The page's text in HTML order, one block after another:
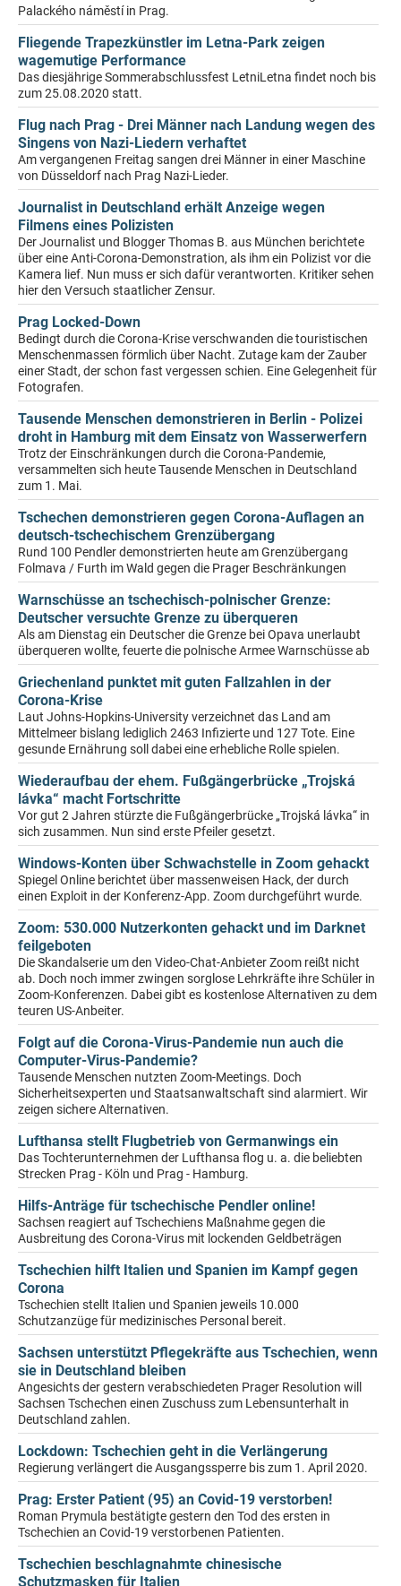
Palackého náměstí in Prag.
Fliegende Trapezkünstler im Letna-Park zeigen
wagemutige Performance
Das diesjährige Sommerabschlussfest LetniLetna findet noch bis
zum 25.08.2020 statt.
Flug nach Prag - Drei Männer nach Landung wegen des
Singens von Nazi-Liedern verhaftet
Am vergangenen Freitag sangen drei Männer in einer Maschine
von Düsseldorf nach Prag Nazi-Lieder.
Journalist in Deutschland erhält Anzeige wegen
Filmens eines Polizisten
Der Journalist und Blogger Thomas B. aus München berichtete
über eine Anti-Corona-Demonstration, als ihm ein Polizist vor die
Kamera lief. Nun muss er sich dafür verantworten. Kritiker sehen
hier den Versuch staatlicher Zensur.
Prag Locked-Down
Bedingt durch die Corona-Krise verschwanden die touristischen
Menschenmassen förmlich über Nacht. Zutage kam der Zauber
einer Stadt, der schon fast vergessen schien. Eine Gelegenheit für
Fotografen.
Tausende Menschen demonstrieren in Berlin - Polizei
droht in Hamburg mit dem Einsatz von Wasserwerfern
Trotz der Einschränkungen durch die Corona-Pandemie,
versammelten sich heute Tausende Menschen in Deutschland
zum 1. Mai.
Tschechen demonstrieren gegen Corona-Auflagen an
deutsch-tschechischem Grenzübergang
Rund 100 Pendler demonstrierten heute am Grenzübergang
Folmava / Furth im Wald gegen die Prager Beschränkungen
Warnschüsse an tschechisch-polnischer Grenze:
Deutscher versuchte Grenze zu überqueren
Als am Dienstag ein Deutscher die Grenze bei Opava unerlaubt
überqueren wollte, feuerte die polnische Armee Warnschüsse ab
Griechenland punktet mit guten Fallzahlen in der
Corona-Krise
Laut Johns-Hopkins-University verzeichnet das Land am
Mittelmeer bislang lediglich 2463 Infizierte und 127 Tote. Eine
gesunde Ernährung soll dabei eine erhebliche Rolle spielen.
Wiederaufbau der ehem. Fußgängerbrücke „Trojská
lávka“ macht Fortschritte
Vor gut 2 Jahren stürzte die Fußgängerbrücke „Trojská lávka“ in
sich zusammen. Nun sind erste Pfeiler gesetzt.
Windows-Konten über Schwachstelle in Zoom gehackt
Spiegel Online berichtet über massenweisen Hack, der durch
einen Exploit in der Konferenz-App. Zoom durchgeführt wurde.
Zoom: 530.000 Nutzerkonten gehackt und im Darknet
feilgeboten
Die Skandalserie um den Video-Chat-Anbieter Zoom reißt nicht
ab. Doch noch immer zwingen sorglose Lehrkräfte ihre Schüler in
Zoom-Konferenzen. Dabei gibt es kostenlose Alternativen zu dem
teuren US-Anbeiter.
Folgt auf die Corona-Virus-Pandemie nun auch die
Computer-Virus-Pandemie?
Tausende Menschen nutzten Zoom-Meetings. Doch
Sicherheitsexperten und Staatsanwaltschaft sind alarmiert. Wir
zeigen sichere Alternativen.
Lufthansa stellt Flugbetrieb von Germanwings ein
Das Tochterunternehmen der Lufthansa flog u. a. die beliebten
Strecken Prag - Köln und Prag - Hamburg.
Hilfs-Anträge für tschechische Pendler online!
Sachsen reagiert auf Tschechiens Maßnahme gegen die
Ausbreitung des Corona-Virus mit lockenden Geldbeträgen
Tschechien hilft Italien und Spanien im Kampf gegen
Corona
Tschechien stellt Italien und Spanien jeweils 10.000
Schutzanzüge für medizinisches Personal bereit.
Sachsen unterstützt Pflegekräfte aus Tschechien, wenn
sie in Deutschland bleiben
Angesichts der gestern verabschiedeten Prager Resolution will
Sachsen Tschechen einen Zuschuss zum Lebensunterhalt in
Deutschland zahlen.
Lockdown: Tschechien geht in die Verlängerung
Regierung verlängert die Ausgangssperre bis zum 1. April 2020.
Prag: Erster Patient (95) an Covid-19 verstorben!
Roman Prymula bestätigte gestern den Tod des ersten in
Tschechien an Covid-19 verstorbenen Patienten.
Tschechien beschlagnahmte chinesische
Schutzmasken für Italien